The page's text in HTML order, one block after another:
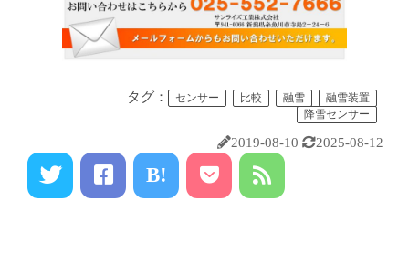
タグ： センサー 比較 融雪
融雪装置
降雪センサー
2019-08-10 2025-08-12
B!